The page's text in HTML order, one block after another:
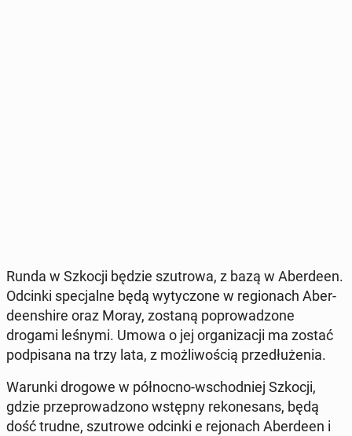
Runda w Szkocji będzie szu­tro­wa, z bazą w Aber­de­en.
Odcinki spe­cjal­ne będą wy­ty­czo­ne w re­gio­nach Aber­
de­en­shi­re oraz Moray, zostaną po­pro­wa­dzo­ne
drogami leśnymi. Umowa o jej or­ga­ni­za­cji ma zostać
pod­pi­sa­na na trzy lata, z moż­li­wo­ścią prze­dłu­że­nia.
Warunki drogowe w pół­noc­no-wschod­niej Szkocji,
gdzie prze­pro­wa­dzo­no wstępny re­ko­ne­sans, będą
dość trudne, szu­tro­we odcinki e re­jo­nach Aber­de­en i